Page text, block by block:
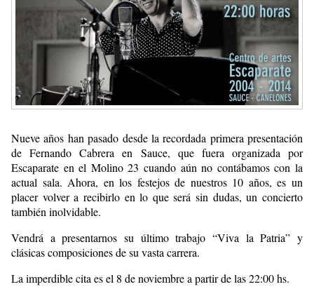
Nueve años han pasado desde la recordada primera presentación
de Fernando Cabrera en Sauce, que fuera organizada por
Escaparate en el Molino 23 cuando aún no contábamos con la
actual sala. Ahora, en los festejos de nuestros 10 años, es un
placer volver a recibirlo en lo que será sin dudas, un concierto
también inolvidable.
Vendrá a presentarnos su último trabajo “Viva la Patria” y
clásicas composiciones de su vasta carrera.
La imperdible cita es el 8 de noviembre a partir de las 22:00 hs.